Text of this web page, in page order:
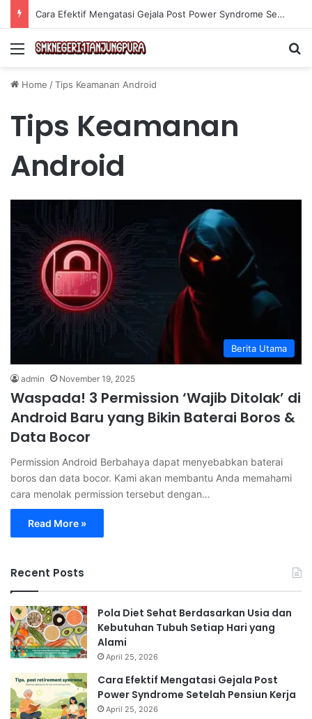
Cara Efektif Mengatasi Gejala Post Power Syndrome Setelah Pensiun Kerja
Menu
Home /Tips Keamanan Android
Tips Keamanan
Android
Berita Utama
admin November 19, 2025
Waspada! 3 Permission ‘Wajib Ditolak’ di
Android Baru yang Bikin Baterai Boros &
Data Bocor
Permission Android Berbahaya dapat menyebabkan baterai
boros dan data bocor. Kami akan membantu Anda memahami
cara menolak permission tersebut dengan…
Read More »
Recent Posts
Pola Diet Sehat Berdasarkan Usia dan
Kebutuhan Tubuh Setiap Hari yang
Alami
April 25, 2026
Cara Efektif Mengatasi Gejala Post
Power Syndrome Setelah Pensiun Kerja
April 25, 2026